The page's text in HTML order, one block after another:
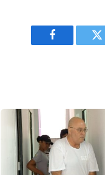
Facebook